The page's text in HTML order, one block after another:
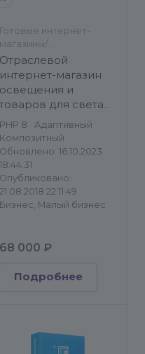
Готовые интернет-
магазины/
Строительство и
ремонт
Отраслевой
интернет-магазин
освещения и
товаров для света
«Luster-market 2.0»
PHP 8
Адаптивный
Композитный
Обновлено: 16.10.2023
18:44:31
Опубликовано:
21.08.2018 22:11:49
Бизнес, Малый бизнес
68 000 ₽
Подробнее